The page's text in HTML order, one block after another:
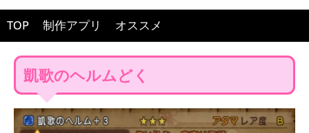
TOP 制作アプリ オススメ
凱歌のヘルムどく